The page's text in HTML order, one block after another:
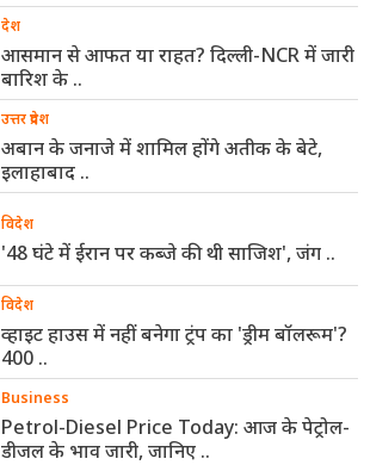
देश
आसमान से आफत या राहत? दिल्ली-NCR में जारी
बारिश के ..
उत्तर प्रदेश
अबान के जनाजे में शामिल होंगे अतीक के बेटे,
इलाहाबाद ..
विदेश
'48 घंटे में ईरान पर कब्जे की थी साजिश', जंग ..
विदेश
व्हाइट हाउस में नहीं बनेगा ट्रंप का 'ड्रीम बॉलरूम'?
400 ..
Business
Petrol-Diesel Price Today: आज के पेट्रोल-
डीजल के भाव जारी, जानिए ..